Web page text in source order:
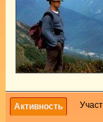
Активность